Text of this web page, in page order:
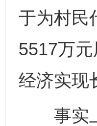
于为村民
5517万
经济实现
事实上